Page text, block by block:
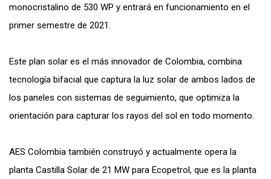
monocristalino de 530 WP y entrará en funcionamiento en el
primer semestre de 2021.
Este plan solar es el más innovador de Colombia, combina
tecnología bifacial que captura la luz solar de ambos lados de
los paneles con sistemas de seguimiento, que optimiza la
orientación para capturar los rayos del sol en todo momento.
AES Colombia también construyó y actualmente opera la
planta Castilla Solar de 21 MW para Ecopetrol, que es la planta